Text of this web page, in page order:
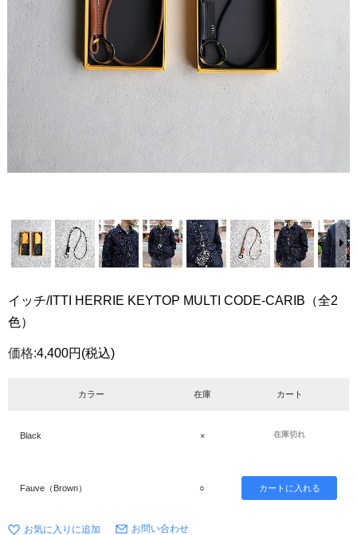
イッチ/ITTI HERRIE KEYTOP MULTI CODE-CARIB（全2
色）
価格:4,400円 (税込)
カラー 在庫 カート
Black × 在庫切れ
Fauve（Brown） ○
お問い合わせ